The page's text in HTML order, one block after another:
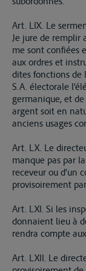
Art. LIX. Le
Je jure de remplir
me sont confiées
aux ordres et
dites fonctions de
S.A. électorale
germanique, et
argent soit en
anciens usages
Art. LX. Le
manque pas par la
receveur ou d’un
provisoirement
Art. LXI. Si les
donnaient lieu à
rendra compte
Art. LXII. Le